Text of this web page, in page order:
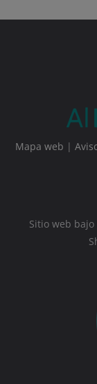
Mapa web |
Sitio web